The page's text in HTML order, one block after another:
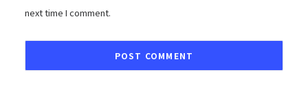
next time I comment.